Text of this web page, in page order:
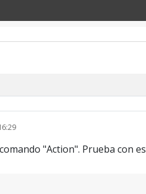
"Action". Prueba con